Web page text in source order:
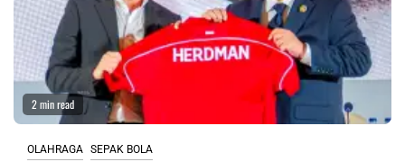
2 min read
OLAHRAGA SEPAK BOLA